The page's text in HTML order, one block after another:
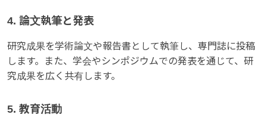
4. 論文執筆と発表
研究成果を学術論文や報告書として執筆し、専門誌に投稿
します。また、学会やシンポジウムでの発表を通じて、研
究成果を広く共有します。
5. 教育活動